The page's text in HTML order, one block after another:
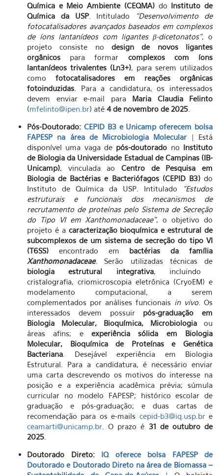
Química e Meio Ambiente (CEQMA)do Instituto de
Química da USP. Intitulado
“Desenvolvimento de
fotocatalisadores avançados baseados em complexos
de íons lantanídeos com ligantes β-dicetonatos”, o
projeto consiste no design de novos ligantes
orgânicos para formar complexos com íons
lantanídeos trivalentes (Ln3+), para serem utilizados
como fotocatalisadores em reações orgânicas
fotoinduzidas . Para a candidatura, os interessados
devem enviar e-mail para Maria Claudia Felinto
(mfelinto@ipen.br) até 4 de novembro de 2025
Pós-Doutorado: CEPID B3 e Unicamp oferecem bolsa
FAPESP na área de Microbiologia Molecular | Está
disponível uma vaga de pós-doutorado no Instituto
de Biologia da Universidade Estadual de Campinas (IB-
Unicamp), vinculada ao Centro de Pesquisa em
Biologia de Bactérias e Bacteriófagos (CEPID B3) do
Instituto de Química da USP. Intitulado
“Estudos
estruturais e funcionais dos mecanismos de
recrutamento de proteínas pelo Sistema de Secreção
do Tipo VI em Xanthomonadaceae”, o objetivo do
projeto é a caracterização bioquímica e estrutural de
subcomplexos de um sistema de secreção do tipo VI
(T6SS) encontrado em bactérias da família
Xanthomonadaceae. Serão utilizadas técnicas de
biologia estrutural integrativa, incluindo
cristalografia, criomicroscopia eletrônica (CryoEM) e
modelamento computacional, a serem
complementados por análises funcionais in vivo. Os
interessados devem possuir pós-graduação em
Biologia Molecular, Bioquímica, Microbiologia ou
áreas afins; e experiência sólida em Biologia
Molecular, Bioquímica de Proteínas e Genética
Bacteriana . Desejável experiência em Biologia
Estrutural. Para a candidatura, é necessário enviar
uma carta descrevendo os motivos do interesse na
posição e a experiência acadêmica prévia; súmula
curricular no modelo FAPESP; histórico escolar de
graduação e pós-graduação; e duas cartas de
recomendação para os e-mails cepid-b3@iq.usp.bre
ceamarti@unicamp.br . O prazo é 31 de outubro de
2025
Doutorado Direto: IQ oferece bolsa FAPESP de
Doutorado e Doutorado Direto na área de Biomassa –